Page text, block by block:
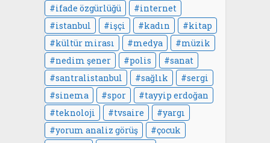
ifade özgürlüğü
internet
istanbul
işçi kadın
kitap
kültür mirası
medya
müzik
nedim şener
polis
sanat
santralistanbul
sağlık
sergi
sinema
spor
tayyip erdoğan
teknoloji
tvsaire
yargı
yorum analiz görüş
çocuk